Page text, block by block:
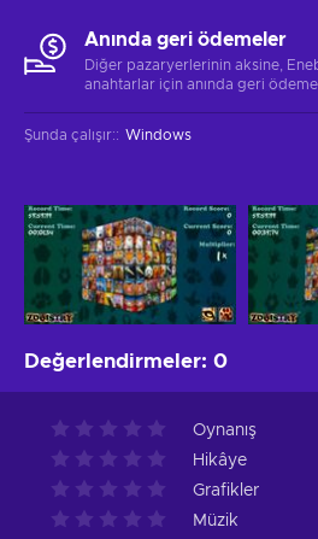
Anında geri ödemeler
Diğer pazaryerlerinin aksine,
anahtarlar için anında geri ödeme
Şunda çalışır:: Windows
Değerlendirmeler: 0
Oynanış
Hikâye
Grafikler
Müzik